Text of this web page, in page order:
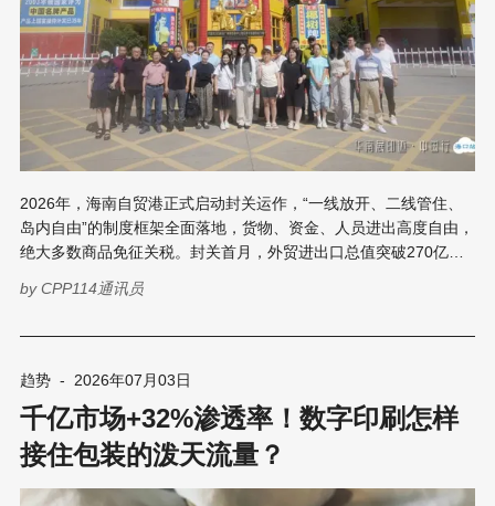
2026年，海南自贸港正式启动封关运作，“一线放开、二线管住、
岛内自由”的制度框架全面落地，货物、资金、人员进出高度自由，
绝大多数商品免征关税。封关首月，外贸进出口总值突破270亿
热土”。 这一变革直接拉动了印刷包装产业的增量需求。离岛免税
大幅攀升。跨境小单、高频迭代的订单特性，更与数码印刷的柔性
展将“印迹·中国行”全国巡回研讨会的首发站设于海口，以“热印自贸
港，掘金新市场”为主题，于7月9日至11日在海口希尔顿酒店成功
举办。活动旨在打通内地优质印刷包装资源与自贸港市场的双向通
道，帮助企业在高端定制、绿色制造、跨境出海等赛道上率先卡
byCPP114通讯员
趋势 - 2026年07月03日
千亿市场+32%渗透率！数字印刷怎样
接住包装的泼天流量？